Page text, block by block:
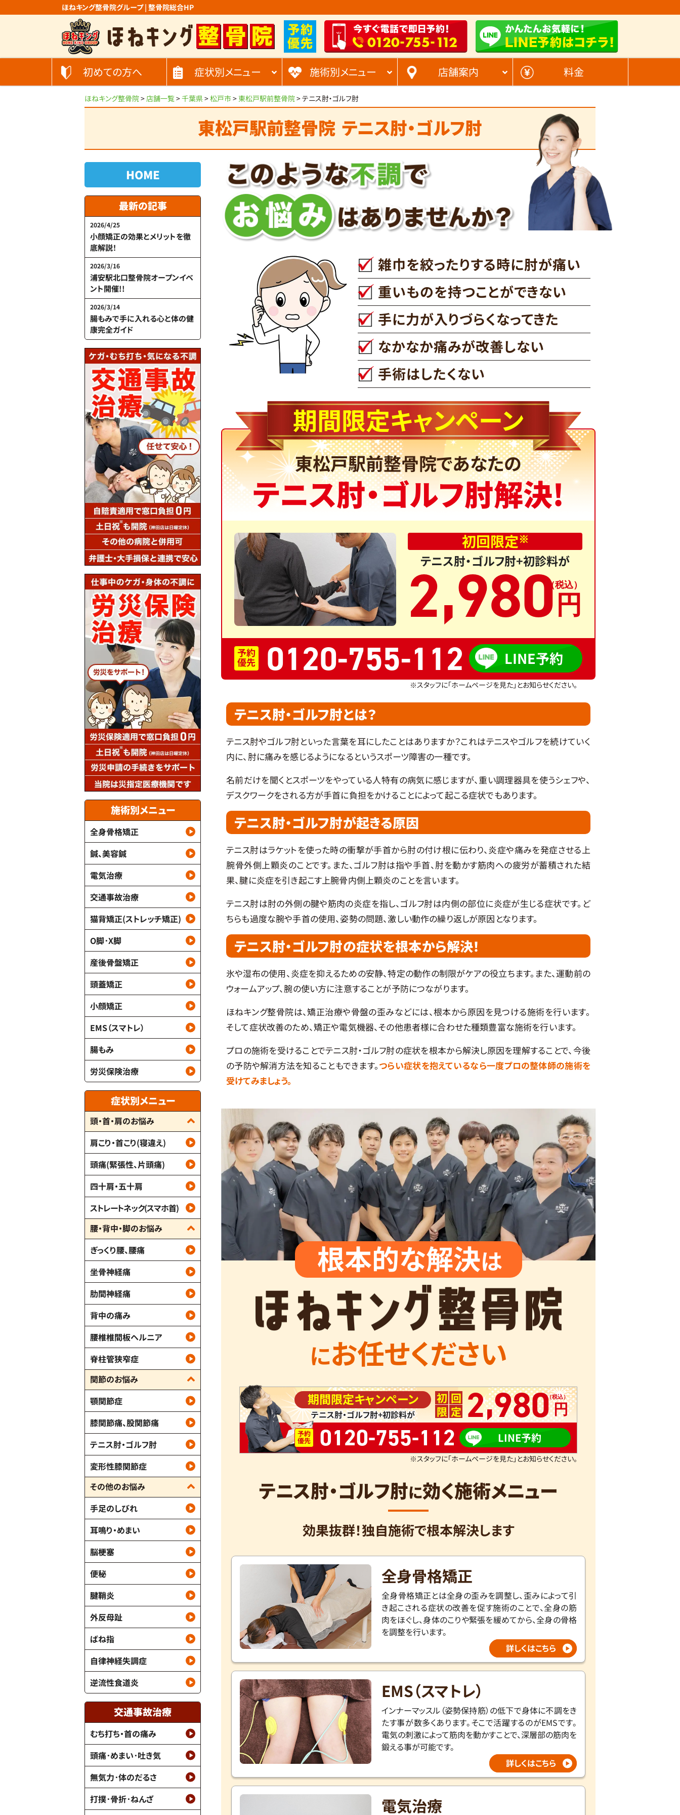
ほねキング整骨院グループ | 整骨院総合HP
0120-755-112
初めての方へ 症状別メニュー 施術別メニュー 店舗案内 料金
ほねキング整骨院>店舗一覧>千葉県>松戸市> 東松戸駅前整骨院>テニス肘・ゴルフ肘
東松戸駅前整骨院 テニス肘・ゴルフ肘
雑巾を絞ったりする時に肘が痛い
重いものを持つことができない
手に力が入りづらくなってきた
なかなか痛みが改善しない
手術はしたくない
期間限定キャンペーン
東松戸駅前整骨院であなたの
テニス肘・ゴルフ肘解決!
初回限定※
テニス肘・ゴルフ肘+初診料が
2,980
予約
優先 0120-755-112 LINE予約
※スタッフに「ホームページを見た」とお知らせください。
テニス肘・ゴルフ肘とは？
テニス肘やゴルフ肘といった言葉を耳にしたことはありますか？これはテニスやゴルフを続けていく
内に、肘に痛みを感じるようになるというスポーツ障害の一種です。
名前だけを聞くとスポーツをやっている人特有の病気に感じますが、重い調理器具を使うシェフや、
デスクワークをされる方が手首に負担をかけることによって起こる症状でもあります。
テニス肘・ゴルフ肘が起きる原因
テニス肘はラケットを使った時の衝撃が手首から肘の付け根に伝わり、炎症や痛みを発症させる上
腕骨外側上顆炎のことです。また、ゴルフ肘は指や手首、肘を動かす筋肉への疲労が蓄積された結
果、腱に炎症を引き起こす上腕骨内側上顆炎のことを言います。
テニス肘は肘の外側の腱や筋肉の炎症を指し、ゴルフ肘は内側の部位に炎症が生じる症状です。ど
ちらも過度な腕や手首の使用、姿勢の問題、激しい動作の繰り返しが原因となります。
テニス肘・ゴルフ肘の症状を根本から解決！
氷や湿布の使用、炎症を抑えるための安静、特定の動作の制限がケアの役立ちます。また、運動前の
ウォームアップ、腕の使い方に注意することが予防につながります。
ほねキング整骨院は、矯正治療や骨盤の歪みなどには、根本から原因を見つける施術を行います。
そして症状改善のため、矯正や電気機器、その他患者様に合わせた種類豊富な施術を行います。
プロの施術を受けることでテニス肘・ゴルフ肘の症状を根本から解決し原因を理解することで、今後
の予防や解消方法を知ることもできます。つらい症状を抱えているなら一度プロの整体師の施術を
受けてみましょう。
根本的な解決は
にお任せください
期間限定キャンペーン 初 回
限 定
テニス肘・ゴルフ肘+初診料が 2,980
予約
優先 0120-755-112 LINE予約
※スタッフに「ホームページを見た」とお知らせください。
テニス肘・ゴルフ肘に効く施術メニュー
効果抜群！独自施術で根本解決します
全身骨格矯正
全身骨格矯正とは全身の歪みを調整し、歪みによって引
き起こされる症状の改善を促す施術のことで、全身の筋
肉をほぐし、身体のこりや緊張を緩めてから、全身の骨格
を調整を行います。
詳しくはこちら
EMS（スマトレ）
インナーマッスル（姿勢保持筋）の低下で身体に不調をき
たす事が数多くあります。そこで活躍するのがEMSです。
電気の刺激によって筋肉を動かすことで、深層部の筋肉を
鍛える事が可能です。
詳しくはこちら
電気治療
HOME
最新の記事
2026/4/25
小顔矯正の効果とメリットを徹
底解説！
2026/3/16
浦安駅北口整骨院オープンイベ
ント開催!!
2026/3/14
腸もみで手に入れる心と体の健
康完全ガイド
施術別メニュー
全身骨格矯正
鍼、美容鍼
電気治療
交通事故治療
猫背矯正(ストレッチ矯正)
O脚･X脚
産後骨盤矯正
頭蓋矯正
小顔矯正
EMS（スマトレ）
腸もみ
労災保険治療
症状別メニュー
頭・首・肩のお悩み
肩こり・首こり(寝違え)
頭痛(緊張性、片頭痛)
四十肩・五十肩
ストレートネック(スマホ首)
腰・背中・脚のお悩み
ぎっくり腰、腰痛
坐骨神経痛
肋間神経痛
背中の痛み
腰椎椎間板ヘルニア
脊柱管狭窄症
関節のお悩み
顎関節症
膝関節痛、股関節痛
テニス肘・ゴルフ肘
変形性膝関節症
その他のお悩み
手足のしびれ
耳鳴り・めまい
脳梗塞
便秘
腱鞘炎
外反母趾
ばね指
自律神経失調症
逆流性食道炎
交通事故治療
むち打ち・首の痛み
頭痛･めまい･吐き気
無気力･体のだるさ
打撲･骨折･ねんざ